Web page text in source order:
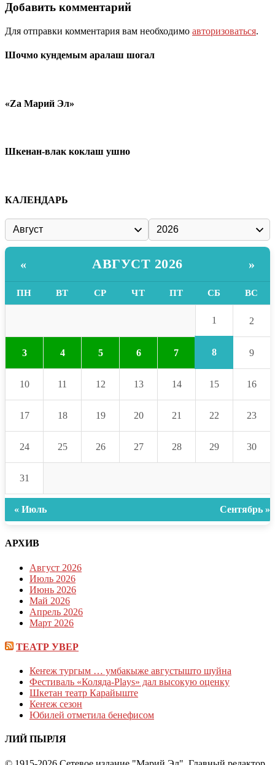
Добавить комментарий
Для отправки комментария вам необходимо авторизоваться.
Шочмо кундемым аралаш шогал
«Zа Марий Эл»
Шкенан-влак коклаш ушно
КАЛЕНДАРЬ
« АВГУСТ 2026 »
ПН ВТ СР ЧТ ПТ СБ ВС
1 2
3 4 5 6 7 8 9
10 11 12 13 14 15 16
17 18 19 20 21 22 23
24 25 26 27 28 29 30
31
« Июль Сентябрь »
АРХИВ
Август 2026
Июль 2026
Июнь 2026
Май 2026
Апрель 2026
Март 2026
ТЕАТР УВЕР
Кеҥеж тургым … умбакыже августышто шуйна
Фестиваль «Коляда-Plays» дал высокую оценку
Шкетан театр Карайыште
Кеҥеж сезон
Юбилей отметила бенефисом
ЛИЙ ПЫРЛЯ